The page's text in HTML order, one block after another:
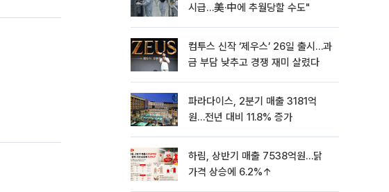
시급…美·中에 추월당할 수도"
컴투스 신작 ‘제우스’ 26일 출시…과
금 부담 낮추고 경쟁 재미 살렸다
파라다이스, 2분기 매출 3181억
원…전년 대비 11.8% 증가
하림, 상반기 매출 7538억원…닭
가격 상승에 6.2%↑